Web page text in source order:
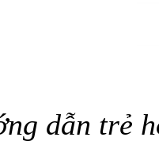
dẫn trẻ